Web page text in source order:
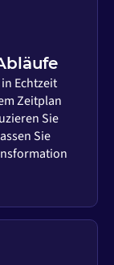
Echtzeit
Zeitplan
Sie
Sie